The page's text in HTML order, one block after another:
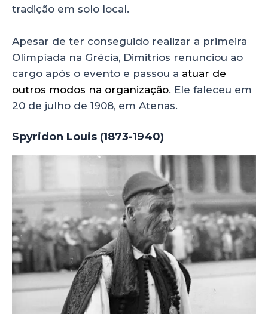
tradição em solo local.
Apesar de ter conseguido realizar a primeira
Olimpíada na Grécia, Dimitrios renunciou ao
cargo após o evento e passou a atuar de
outros modos na organização. Ele faleceu em
20 de julho de 1908, em Atenas.
Spyridon Louis (1873-1940)